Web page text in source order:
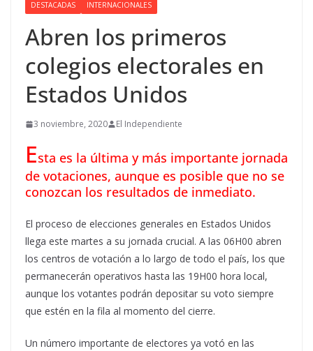
DESTACADAS INTERNACIONALES
Abren los primeros
colegios electorales en
Estados Unidos
3 noviembre, 2020 El Independiente
Esta es la última y más importante jornada
de votaciones, aunque es posible que no se
conozcan los resultados de inmediato.
El proceso de elecciones generales en Estados Unidos
llega este martes a su jornada crucial. A las 06H00 abren
los centros de votación a lo largo de todo el país, los que
permanecerán operativos hasta las 19H00 hora local,
aunque los votantes podrán depositar su voto siempre
que estén en la fila al momento del cierre.
Un número importante de electores ya votó en las